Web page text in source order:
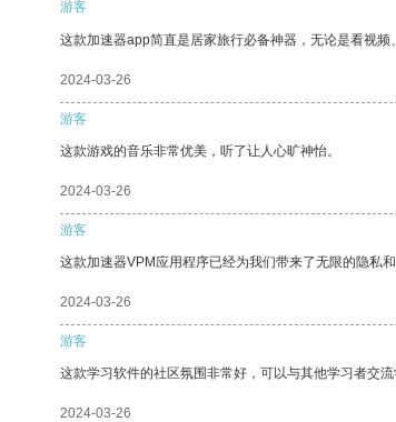
游客
这款加速器app简直是居家旅行必备神器，无论是看视
2024-03-26
游客
这款游戏的音乐非常优美，听了让人心旷神怡。
2024-03-26
游客
这款加速器VPM应用程序已经为我们带来了无限的隐私和
2024-03-26
游客
这款学习软件的社区氛围非常好，可以与其他学习者交流
2024-03-26